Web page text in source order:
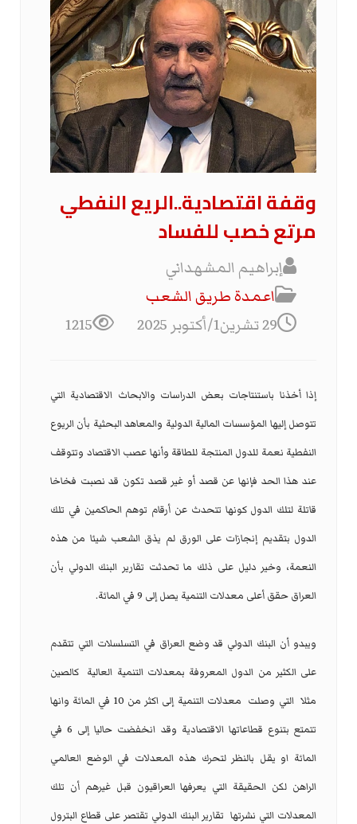
وقفة اقتصادية..الريع النفطي
مرتع خصب للفساد
إبراهيم المشهداني
اعمدة طريق الشعب
29 تشرين1/أكتوبر 2025
1215
إذا أخذنا باستنتاجات بعض الدراسات والابحاث الاقتصادية التي
تتوصل إليها المؤسسات المالية الدولية والمعاهد البحثية بأن الريوع
النفطية نعمة للدول المنتجة للطاقة وأنها عصب الاقتصاد وتتوقف
عند هذا الحد فإنها عن قصد أو غير قصد تكون قد نصبت فخاخا
قاتلة لتلك الدول كونها تتحدث عن أرقام توهم الحاكمين في تلك
الدول بتقديم إنجازات على الورق لم يذق الشعب شيئا من هذه
النعمة، وخير دليل على ذلك ما تحدثت تقارير البنك الدولي بأن
العراق حقق أعلى معدلات التنمية يصل إلى 9 في المائة.
ويبدو أن البنك الدولي قد وضع العراق في التسلسلات التي تتقدم
على الكثير من الدول المعروفة بمعدلات التنمية العالية كالصين
مثلا التي وصلت
معدلات التنمية إلى اكثر من 10 في المائة وانها
تتمتع بتنوع قطاعاتها الاقتصادية وقد انخفضت حاليا إلى 6 في
المائة او يقل بالنظر لتحرك هذه المعدلات في الوضع العالمي
الراهن لكن الحقيقة التي يعرفها العراقيون قبل غيرهم أن تلك
المعدلات التي نشرتها تقارير البنك الدولي تقتصر على قطاع البترول